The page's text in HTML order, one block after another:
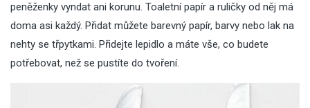
peněženky vyndat ani korunu. Toaletní papír a ruličky od něj má
doma asi každý. Přidat můžete barevný papír, barvy nebo lak na
nehty se třpytkami. Přidejte lepidlo a máte vše, co budete
potřebovat, než se pustíte do tvoření.